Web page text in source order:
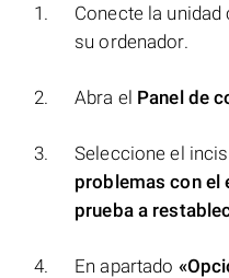
Conecte la
su ordenador.
Abra el Panel de
Seleccione el
problemas con el
prueba a
En apartado